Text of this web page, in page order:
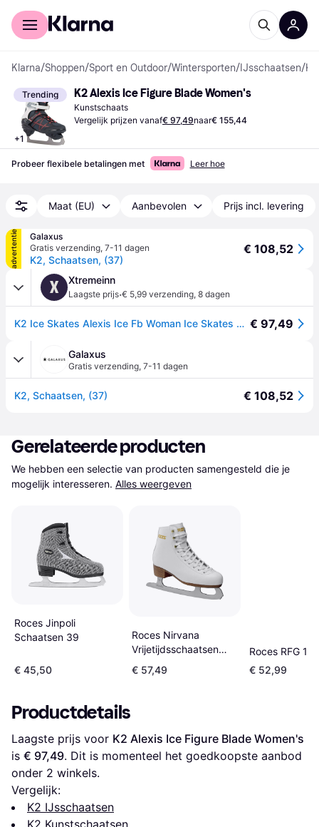
Voor shoppers
Klarna/Shoppen/Sport en Outdoor/Wintersporten/ IJsschaatsen/
Trending
+1
K2 Alexis Ice Figure Blade Women's
Kunstschaats
Vergelijk prijzen vanaf€ 97,49naar€ 155,44
Probeer flexibele betalingen met Leer hoe
Maat (EU) Aanbevolen Prijs incl. levering
advertentie
Galaxus
Gratis verzending, 7-11 dagen
K2, Schaatsen, (37)
€ 108,52
X Xtremeinn
Laagste prijs·€ 5,99 verzending, 8 dagen
K2 Ice Skates Alexis Ice Fb Woman Ice Skates Wit EU 35 Vrouw € 97,49
Galaxus
Gratis verzending, 7-11 dagen
K2, Schaatsen, (37) € 108,52
Gerelateerde producten
We hebben een selectie van producten samengesteld die je
mogelijk interesseren. Alles weergeven
Roces Jinpoli
Schaatsen 39
€ 45,50
Roces Nirvana
Vrijetijdsschaatsen
Dames
€ 57,49
Roces RFG 1
€ 52,99
Productdetails
Laagste prijs voor K2 Alexis Ice Figure Blade Women's
is € 97,49. Dit is momenteel het goedkoopste aanbod
onder 2 winkels.
Vergelijk:
K2 IJsschaatsen